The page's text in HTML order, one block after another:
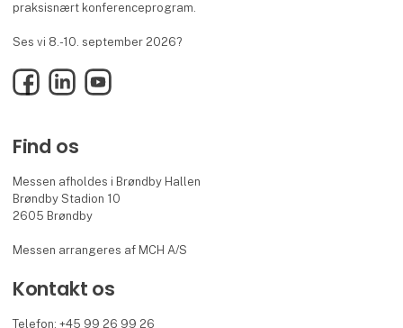
praksisnært konferenceprogram.
Ses vi 8.-10. september 2026?
FacebookLinkedInYouTube
Find os
Messen afholdes i Brøndby Hallen
Brøndby Stadion 10
2605 Brøndby
Messen arrangeres af MCH A/S
Kontakt os
Telefon: +45 99 26 99 26